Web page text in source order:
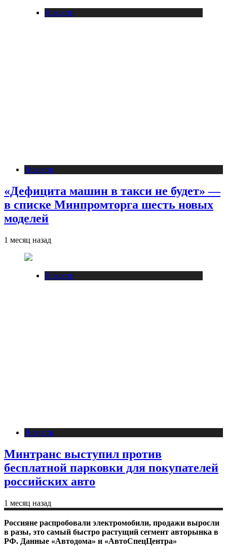
Новости
Новости
«Дефицита машин в такси не будет» —
в списке Минпромторга шесть новых
моделей
1 месяц назад
Новости
Новости
Минтранс выступил против
бесплатной парковки для покупателей
российских авто
1 месяц назад
Россияне распробовали электромобили, продажи выросли
в разы, это самый быстро растущий сегмент авторынка в
РФ. Данные «Автодома» и «АвтоСпецЦентра»